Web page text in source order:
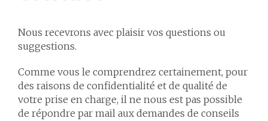
Nous recevrons avec plaisir vos questions ou
suggestions.
Comme vous le comprendrez certainement, pour
des raisons de confidentialité et de qualité de
votre prise en charge, il ne nous est pas possible
de répondre par mail aux demandes de conseils